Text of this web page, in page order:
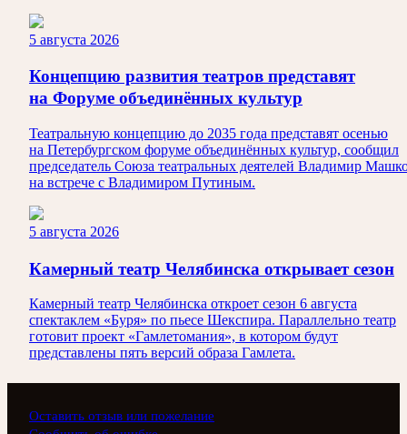
5 августа 2026
Концепцию развития театров представят
на Форуме объединённых культур
Театральную концепцию до 2035 года представят осенью
на Петербургском форуме объединённых культур, сообщил
председатель Союза театральных деятелей Владимир
на встрече с Владимиром Путиным.
5 августа 2026
Камерный театр Челябинска открывает сезон
Камерный театр Челябинска откроет сезон 6 августа
спектаклем «Буря» по пьесе Шекспира. Параллельно театр
готовит проект «Гамлетомания», в котором будут
представлены пять версий образа Гамлета.
Оставить отзыв или пожелание